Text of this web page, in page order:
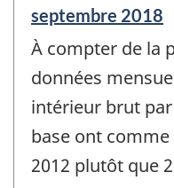
Période
de
référence
de
-
septembre 2018
À compter de la
données
intérieur brut
base ont
2012 plutôt que